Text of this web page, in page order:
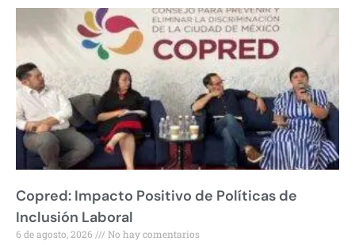
Copred: Impacto Positivo de Políticas de
Inclusión Laboral
6 de agosto, 2026 No hay comentarios